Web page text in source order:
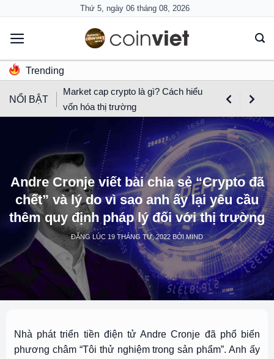
content
Thứ 5, ngày 06 tháng 08, 2026
Trending
NỔI BẬT
Market cap crypto là gì? Cách hiểu
vốn hóa thị trường
Andre Cronje viết bài chia sẻ “Crypto đã
chết” và lý do vì sao anh ấy lại yêu cầu
thêm quy định pháp lý đối với thị trường
ĐĂNG LÚC 19 THÁNG TƯ, 2022 BỞIMIND
Nhà phát triển tiền điện tử Andre Cronje đã phổ biến
phương châm “Tôi thử nghiệm trong sản phẩm”. Anh ấy